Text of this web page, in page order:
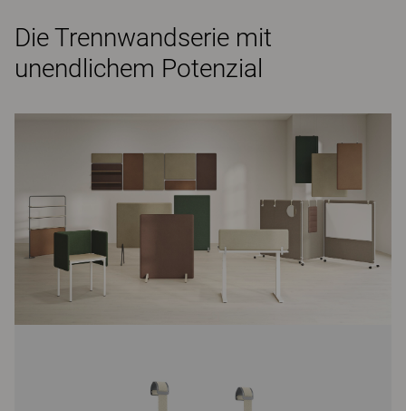
Die Trennwandserie mit
unendlichem Potenzial